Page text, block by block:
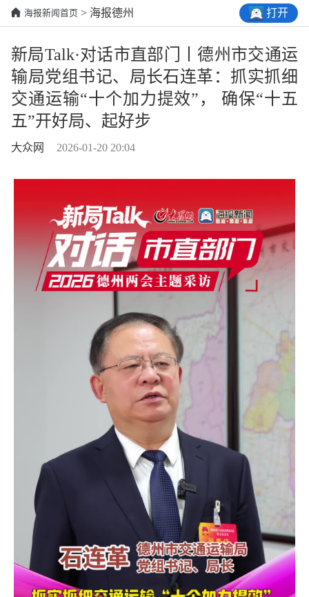
海报新闻首页 > 海报德州 打开
新局Talk·对话市直部门丨德州市交通运
输局党组书记、局长石连革：抓实抓细
交通运输“十个加力提效”， 确保“十五
五”开好局、起好步
大众网 2026-01-20 20:04